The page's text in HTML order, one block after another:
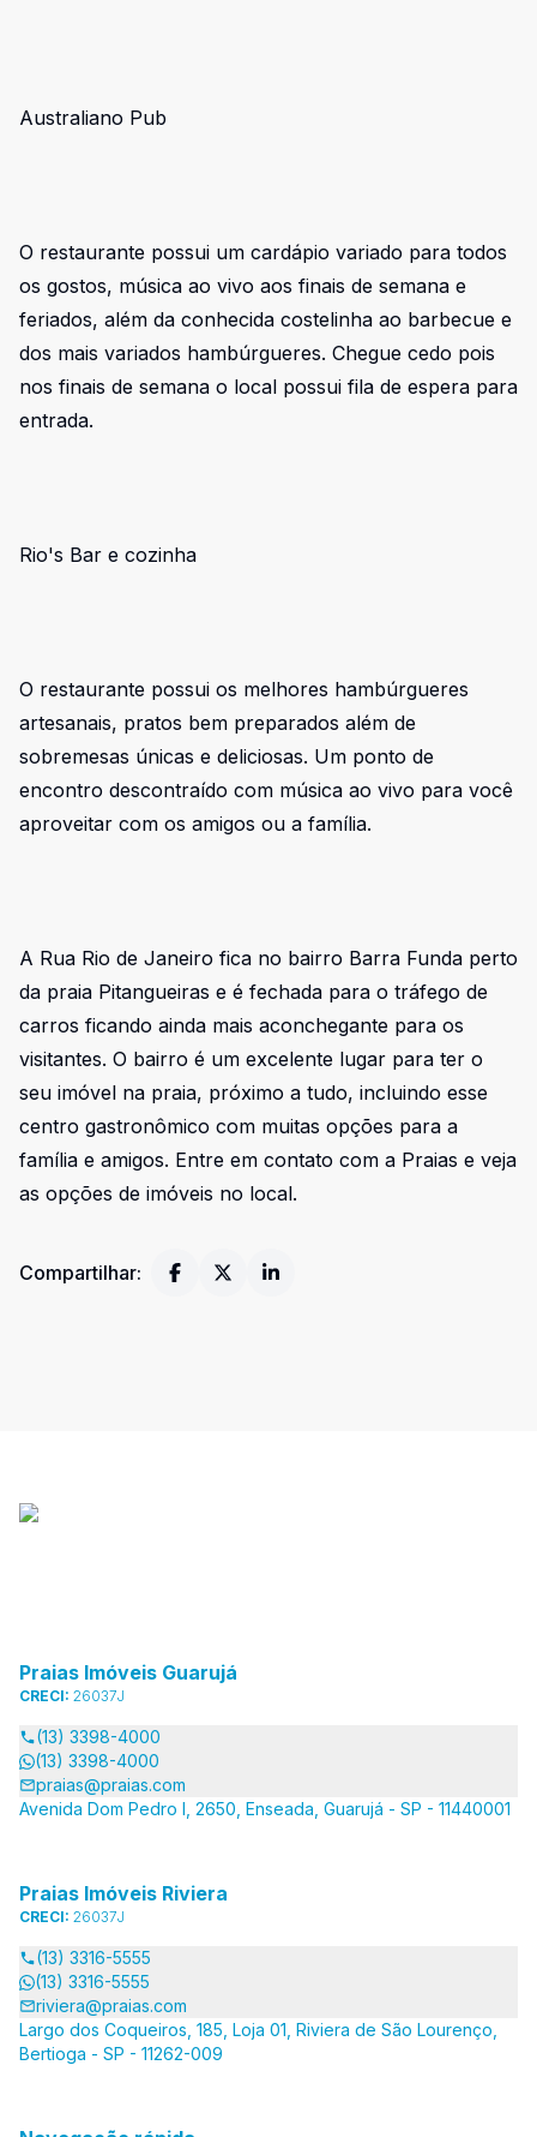
Australiano Pub
O restaurante possui um cardápio variado para todos
os gostos, música ao vivo aos finais de semana e
feriados, além da conhecida costelinha ao barbecue e
dos mais variados hambúrgueres. Chegue cedo pois
nos finais de semana o local possui fila de espera para
entrada.
Rio's Bar e cozinha
O restaurante possui os melhores hambúrgueres
artesanais, pratos bem preparados além de
sobremesas únicas e deliciosas. Um ponto de
encontro descontraído com música ao vivo para você
aproveitar com os amigos ou a família.
A Rua Rio de Janeiro fica no bairro Barra Funda perto
da praia Pitangueiras e é fechada para o tráfego de
carros ficando ainda mais aconchegante para os
visitantes. O bairro é um excelente lugar para ter o
seu imóvel na praia, próximo a tudo, incluindo esse
centro gastronômico com muitas opções para a
família e amigos. Entre em contato com a Praias e veja
as opções de imóveis no local.
Compartilhar:
Praias Imóveis Guarujá
CRECI: 26037J
(13) 3398-4000
(13) 3398-4000
praias@praias.com
Avenida Dom Pedro I, 2650, Enseada, Guarujá - SP - 11440001
Praias Imóveis Riviera
CRECI: 26037J
(13) 3316-5555
(13) 3316-5555
riviera@praias.com
Largo dos Coqueiros, 185, Loja 01, Riviera de São Lourenço,
Bertioga - SP - 11262-009